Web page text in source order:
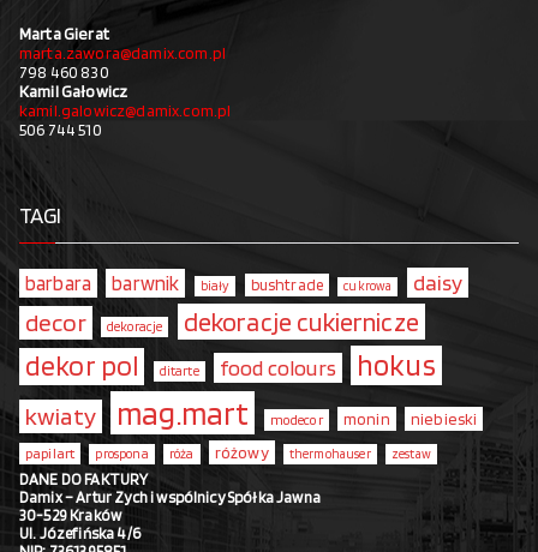
Marta Gierat
marta.zawora@damix.com.pl
798 460 830
Kamil Gałowicz
kamil.galowicz@damix.com.pl
506 744 510
TAGI
barbara barwnik biały bushtrade cukrowa daisy
decor dekoracje dekoracje cukiernicze
dekor pol ditarte food colours hokus
kwiaty mag.mart modecor monin niebieski
papilart prospona róża różowy thermohauser zestaw
DANE DO FAKTURY
Damix – Artur Zych i wspólnicy Spółka Jawna
30-529 Kraków
Ul. Józefińska 4/6